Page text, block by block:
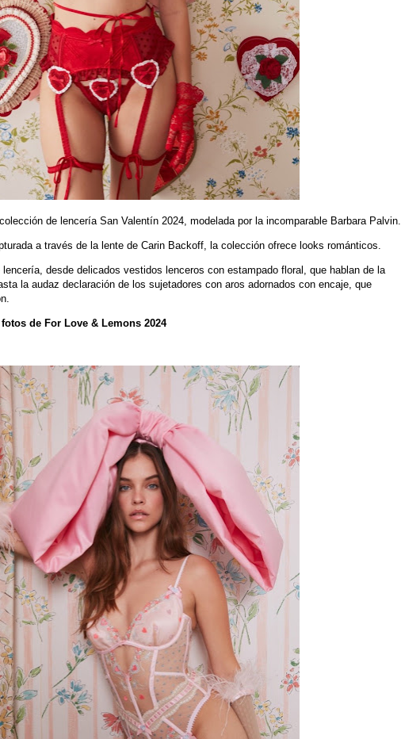
de lencería San Valentín 2024, modelada por la incomparable Barbara Palvin.
a través de la lente de Carin Backoff, la colección ofrece looks románticos.
desde delicados vestidos lenceros con estampado floral, que hablan de la
la audaz declaración de los sujetadores con aros adornados con encaje, que
de For Love & Lemons 2024